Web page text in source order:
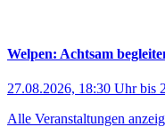
Welpen: Achtsam
27.08.2026, 18:30 Uhrbis
Alle Veranstaltungen